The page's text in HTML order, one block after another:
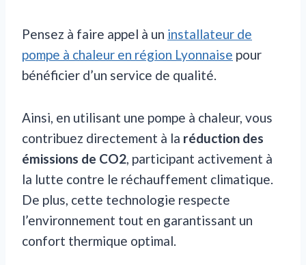
Pensez à faire appel à un installateur de
pompe à chaleur en région Lyonnaise pour
bénéficier d’un service de qualité.
Ainsi, en utilisant une pompe à chaleur, vous
contribuez directement à la réduction des
émissions de CO2, participant activement à
la lutte contre le réchauffement climatique.
De plus, cette technologie respecte
l’environnement tout en garantissant un
confort thermique optimal.